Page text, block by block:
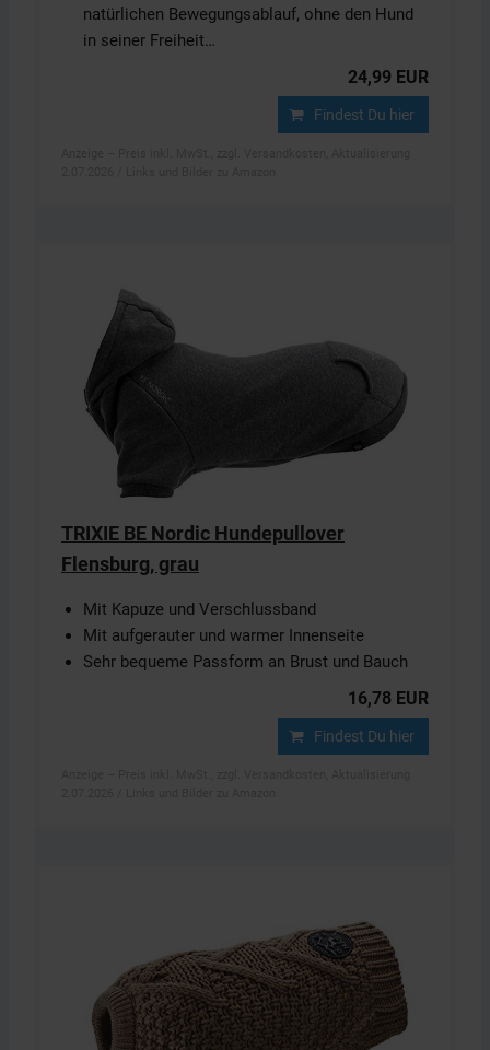
natürlichen Bewegungsablauf, ohne den Hund
in seiner Freiheit…
24,99 EUR
Findest Du hier
TRIXIE BE Nordic Hundepullover
Flensburg, grau
Mit Kapuze und Verschlussband
Mit aufgerauter und warmer Innenseite
Sehr bequeme Passform an Brust und Bauch
16,78 EUR
Findest Du hier